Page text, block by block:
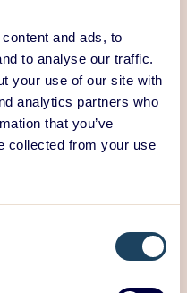
and ads, to
to analyse our traffic.
your use of our site with
analytics partners who
that you’ve
collected from your use
yhteistyö